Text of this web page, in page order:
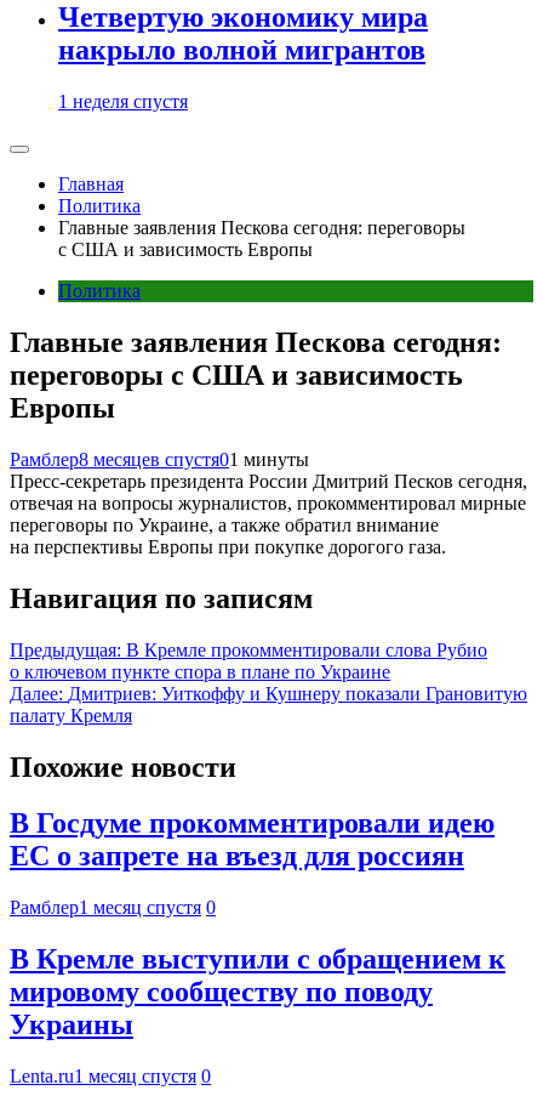
Четвертую экономику мира
накрыло волной мигрантов
1 неделя спустя
Главная
Политика
Главные заявления Пескова сегодня: переговоры
с США и зависимость Европы
Политика
Главные заявления Пескова сегодня:
переговоры с США и зависимость
Европы
Рамблер8 месяцев спустя01 минуты
Пресс-секретарь президента России Дмитрий Песков сегодня,
отвечая на вопросы журналистов, прокомментировал мирные
переговоры по Украине, а также обратил внимание
на перспективы Европы при покупке дорогого газа.
Навигация по записям
Предыдущая: В Кремле прокомментировали слова Рубио
о ключевом пункте спора в плане по Украине
Далее: Дмитриев: Уиткоффу и Кушнеру показали Грановитую
палату Кремля
Похожие новости
В Госдуме прокомментировали идею
ЕС о запрете на въезд для россиян
Рамблер1 месяц спустя 0
В Кремле выступили с обращением к
мировому сообществу по поводу
Украины
Lenta.ru1 месяц спустя 0